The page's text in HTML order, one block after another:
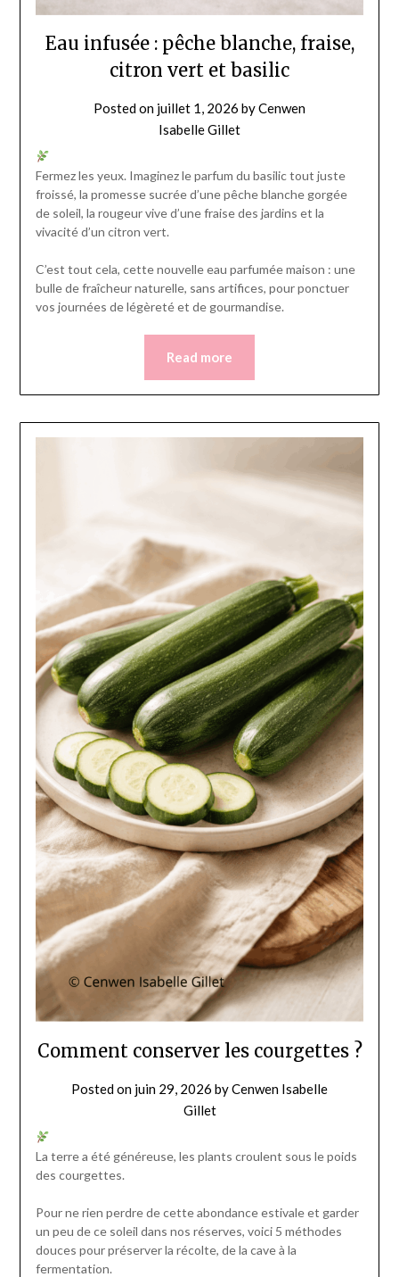
Eau infusée : pêche blanche, fraise,
citron vert et basilic
Posted on juillet 1, 2026 byCenwen
Isabelle Gillet
Fermez les yeux. Imaginez le parfum du basilic tout juste
froissé, la promesse sucrée d’une pêche blanche gorgée
de soleil, la rougeur vive d’une fraise des jardins et la
vivacité d’un citron vert.
C’est tout cela, cette nouvelle eau parfumée maison : une
bulle de fraîcheur naturelle, sans artifices, pour ponctuer
vos journées de légèreté et de gourmandise.
Read more
Comment conserver les courgettes ?
Posted on juin 29, 2026 byCenwen Isabelle
Gillet
La terre a été généreuse, les plants croulent sous le poids
des courgettes.
Pour ne rien perdre de cette abondance estivale et garder
un peu de ce soleil dans nos réserves, voici 5 méthodes
douces pour préserver la récolte, de la cave à la
fermentation.